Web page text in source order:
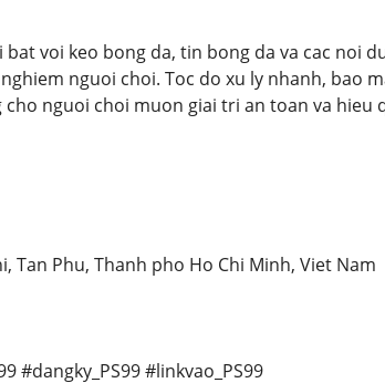
voi keo bong da, tin bong da va cac noi
nguoi choi. Toc do xu ly nhanh, bao
nguoi choi muon giai tri an toan va hieu
Tan Phu, Thanh pho Ho Chi Minh, Viet Nam
#dangky_PS99 #linkvao_PS99